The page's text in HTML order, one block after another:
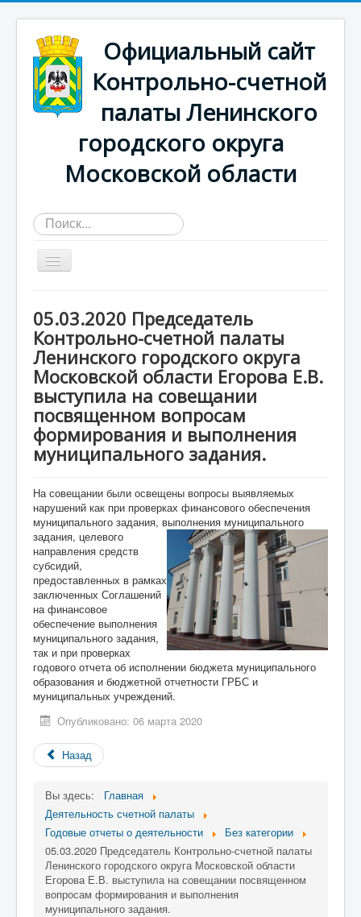
Официальный сайт
Контрольно-счетной
палаты Ленинского
городского округа
Московской области
Искать...
О КСП
Деятельность счетной палаты
Противодействие коррупции
Взаимодействие
Новости
05.03.2020 Председатель
Контрольно-счетной палаты
Ленинского городского округа
Московской области Егорова Е.В.
выступила на совещании
посвященном вопросам
формирования и выполнения
муниципального задания.
На совещании были освещены вопросы выявляемых
нарушений как при проверках финансового обеспечения
муниципального задания, выполнения муниципального
задания, целевого
направления средств
субсидий,
предоставленных в рамках
заключенных Соглашений
на финансовое
обеспечение выполнения
муниципального задания,
так и при проверках
годового отчета об исполнении бюджета муниципального
образования и бюджетной отчетности ГРБС и
муниципальных учреждений.
Опубликовано: 06 марта 2020
Назад
Вы здесь:
Главная
Деятельность счетной палаты
Годовые отчеты о деятельности
Без категории
05.03.2020 Председатель Контрольно-счетной палаты
Ленинского городского округа Московской области
Егорова Е.В. выступила на совещании посвященном
вопросам формирования и выполнения
муниципального задания.